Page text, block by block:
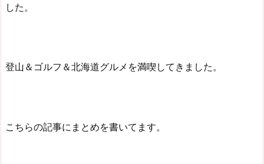
した。
登山＆ゴルフ＆北海道グルメを満喫してきました。
こちらの記事にまとめを書いてます。